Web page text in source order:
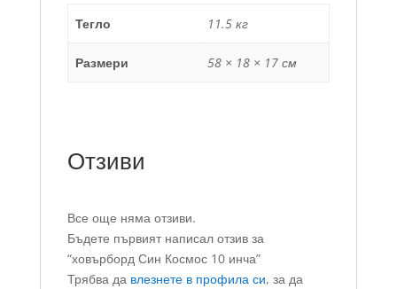
Тегло 11.5 кг
Размери 58 × 18 × 17 см
Отзиви
Все още няма отзиви.
Бъдете първият написал отзив за
“ховърборд Син Космос 10 инча”
Трябва да влезнете в профила си, за да